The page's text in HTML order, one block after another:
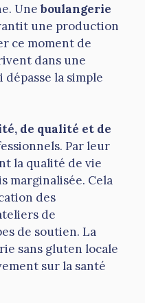
Uneboulangerie
une production
ce moment de
dans une
dépasse la simple
de qualité et de
Par leur
la qualité de vie
marginalisée. Cela
des
de
de soutien. La
sans gluten locale
sur la santé